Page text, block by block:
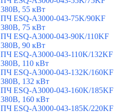
380В, 55 кВт
ПЧ ESQ-A3000-043-75K/90KF
380В, 75 кВт
ПЧ ESQ-A3000-043-90K/110KF
380В, 90 кВт
ПЧ ESQ-A3000-043-110K/132KF
380В, 110 кВт
ПЧ ESQ-A3000-043-132K/160KF
380В, 132 кВт
ПЧ ESQ-A3000-043-160K/185KF
380В, 160 кВт
ПЧ ESQ-A3000-043-185K/220KF